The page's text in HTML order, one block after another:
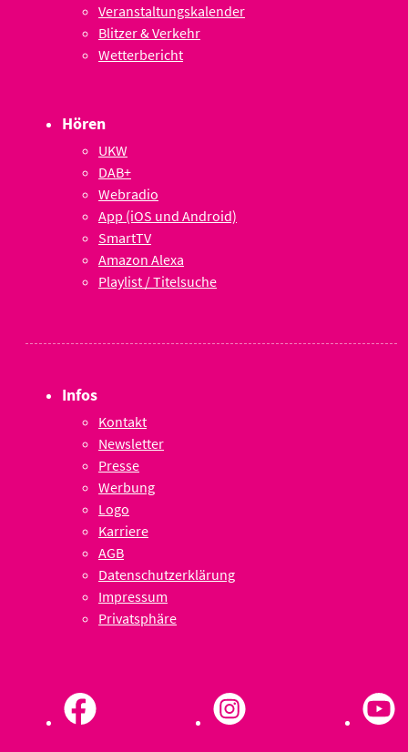
Veranstaltungskalender
Blitzer & Verkehr
Wetterbericht
Hören
UKW
DAB+
Webradio
App (iOS und Android)
SmartTV
Amazon Alexa
Playlist / Titelsuche
Infos
Kontakt
Newsletter
Presse
Werbung
Logo
Karriere
AGB
Datenschutzerklärung
Impressum
Privatsphäre